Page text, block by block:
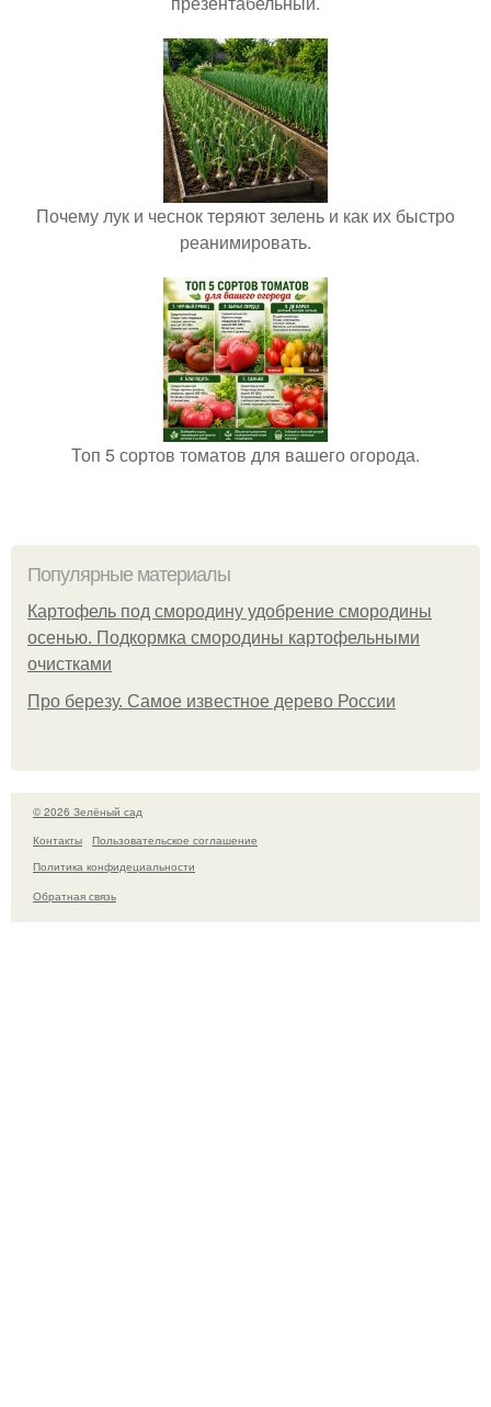
Почему лук и чеснок теряют зелень и как их быстро
реанимировать.
Топ 5 сортов томатов для вашего огорода.
Популярные материалы
Картофель под смородину удобрение смородины
осенью. Подкормка смородины картофельными
очистками
Про березу. Самое известное дерево России
© 2026 Зелёный сад
Контакты
Пользовательское соглашение
Политика конфидециальности
Обратная связь